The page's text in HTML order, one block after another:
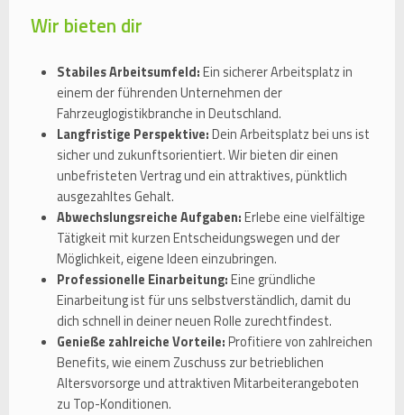
Wir bieten dir
Stabiles Arbeitsumfeld:Ein sicherer Arbeitsplatz in
einem der führenden Unternehmen der
Fahrzeuglogistikbranche in Deutschland.
Langfristige Perspektive:Dein Arbeitsplatz bei uns ist
sicher und zukunftsorientiert. Wir bieten dir einen
unbefristeten Vertrag und ein attraktives, pünktlich
ausgezahltes Gehalt.
Abwechslungsreiche Aufgaben:Erlebe eine vielfältige
Tätigkeit mit kurzen Entscheidungswegen und der
Möglichkeit, eigene Ideen einzubringen.
Professionelle Einarbeitung:Eine gründliche
Einarbeitung ist für uns selbstverständlich, damit du
dich schnell in deiner neuen Rolle zurechtfindest.
Genieße zahlreiche Vorteile:Profitiere von zahlreichen
Benefits, wie einem Zuschuss zur betrieblichen
Altersvorsorge und attraktiven Mitarbeiterangeboten
zu Top-Konditionen.